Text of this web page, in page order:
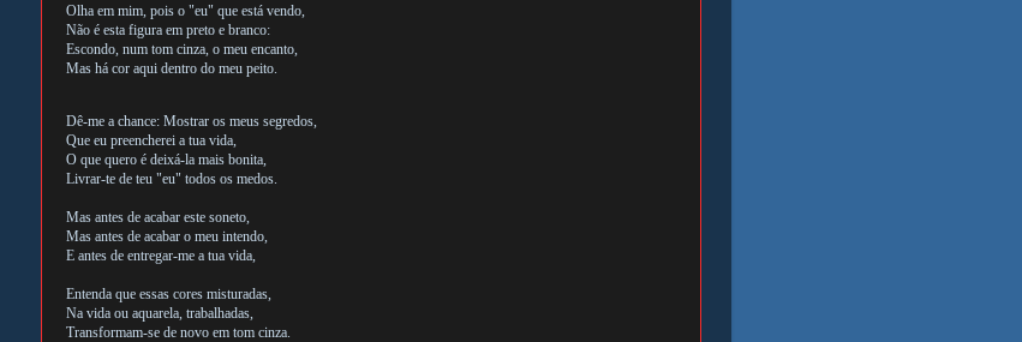
Olha em mim, pois o "eu" que está vendo,
Não é esta figura em preto e branco:
Escondo, num tom cinza, o meu encanto,
Mas há cor aqui dentro do meu peito.
Dê-me a chance: Mostrar os meus segredos,
Que eu preencherei a tua vida,
O que quero é deixá-la mais bonita,
Livrar-te de teu "eu" todos os medos.
Mas antes de acabar este soneto,
Mas antes de acabar o meu intendo,
E antes de entregar-me a tua vida,
Entenda que essas cores misturadas,
Na vida ou aquarela, trabalhadas,
Transformam-se de novo em tom cinza.